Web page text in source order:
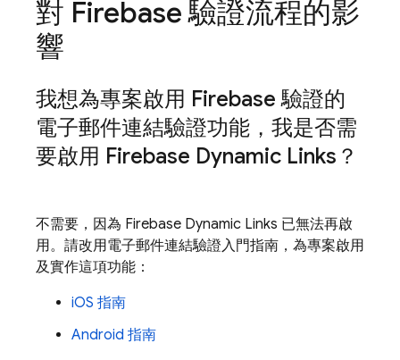
對 Firebase 驗證流程的影
響
我想為專案啟用 Firebase 驗證的
電子郵件連結驗證功能，我是否需
要啟用 Firebase Dynamic Links？
不需要，因為 Firebase Dynamic Links 已無法再啟
用。請改用電子郵件連結驗證入門指南，為專案啟用
及實作這項功能：
iOS 指南
Android 指南